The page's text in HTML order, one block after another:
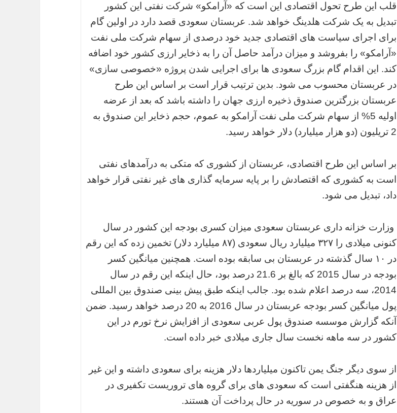
قلب این طرح تحول اقتصادی این است که «آرامکو» شرکت نفتی این کشور
تبدیل به یک شرکت هلدینگ خواهد شد. عربستان سعودی قصد دارد در اولین گام
برای اجرای سیاست های اقتصادی جدید خود درصدی از سهام شرکت ملی نفت
«آرامکو» را بفروشد و میزان درآمد حاصل آن را به ذخایر ارزی کشور خود اضافه
کند. این اقدام گام بزرگ سعودی ها برای اجرایی شدن پروژه «خصوصی سازی»
در عربستان محسوب می شود. بدین ترتیب قرار است بر اساس این طرح
عربستان بزرگترین صندوق ذخیره ارزی جهان را داشته باشد که بعد از عرضه
اولیه 5% از سهام شرکت ملی نفت آرامکو به عموم، حجم ذخایر این صندوق به
2 تریلیون (دو هزار میلیارد) دلار خواهد رسید.
بر اساس این طرح اقتصادی، عربستان از کشوری که متکی به درآمدهای نفتی
است به کشوری که اقتصادش را بر پایه سرمایه گذاری های غیر نفتی قرار خواهد
داد، تبدیل می شود.
وزارت خزانه داری عربستان سعودی میزان کسری بودجه این کشور در سال
کنونی میلادی را ۳۲۷ میلیارد ریال سعودی (۸۷ میلیارد دلار) تخمین زده که این رقم
در ۱۰ سال گذشته در عربستان بی سابقه بوده است. همچنین میانگین کسر
بودجه در سال 2015 که بالغ بر 21.6 درصد بود، حال اینکه این رقم در سال
2014، سه درصد اعلام شده بود. جالب اینکه طبق پیش بینی صندوق بین المللی
پول میانگین کسر بودجه عربستان در سال 2016 به 20 درصد خواهد رسید. ضمن
آنکه گزارش موسسه صندوق پول عربی سعودی از افزایش نرخ تورم در این
کشور در سه ماهه نخست سال جاری میلادی خبر داده است.
از سوی دیگر جنگ یمن تاکنون میلیاردها دلار هزینه برای سعودی داشته و این غیر
از هزینه هنگفتی است که سعودی های برای گروه های تروریست تکفیری در
عراق و به خصوص در سوریه در حال پرداخت آن هستند.